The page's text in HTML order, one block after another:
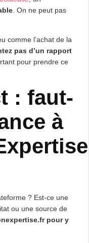
. On ne peut pas
comme l’achat de la
pas d’un rapport
pour prendre ce
: faut-
à
? Est-ce une
ou une source de
pour y